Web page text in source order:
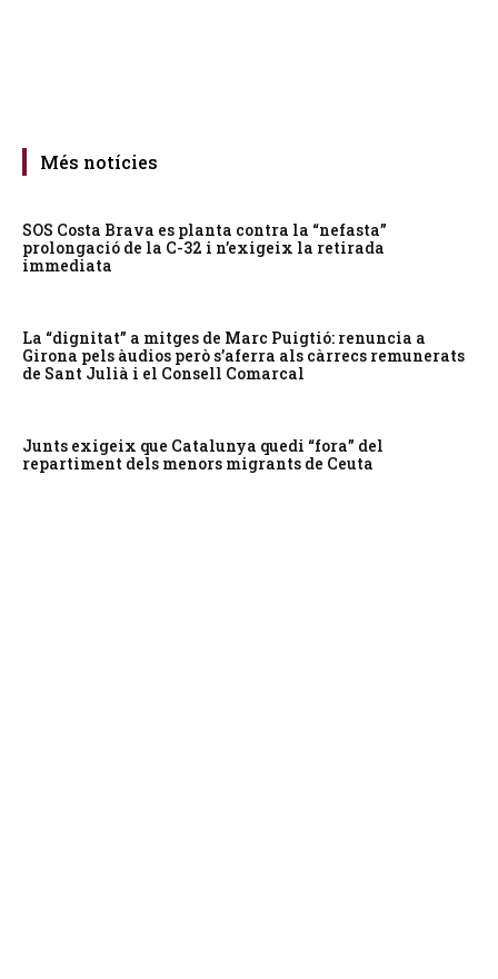
Més notícies
SOS Costa Brava es planta contra la “nefasta”
prolongació de la C-32 i n’exigeix la retirada
immediata
La “dignitat” a mitges de Marc Puigtió: renuncia a
Girona pels àudios però s’aferra als càrrecs remunerats
de Sant Julià i el Consell Comarcal
Junts exigeix que Catalunya quedi “fora” del
repartiment dels menors migrants de Ceuta